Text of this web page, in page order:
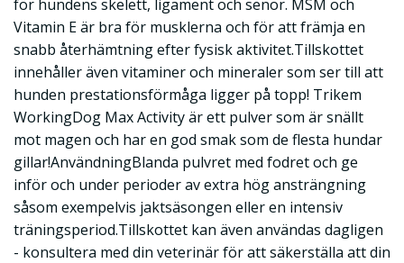
för hundens skelett, ligament och senor. MSM och
Vitamin E är bra för musklerna och för att främja en
snabb återhämtning efter fysisk aktivitet.Tillskottet
innehåller även vitaminer och mineraler som ser till att
hunden prestationsförmåga ligger på topp! Trikem
WorkingDog Max Activity är ett pulver som är snällt
mot magen och har en god smak som de flesta hundar
gillar!AnvändningBlanda pulvret med fodret och ge
inför och under perioder av extra hög ansträngning
såsom exempelvis jaktsäsongen eller en intensiv
träningsperiod.Tillskottet kan även användas dagligen
- konsultera med din veterinär för att säkerställa att din